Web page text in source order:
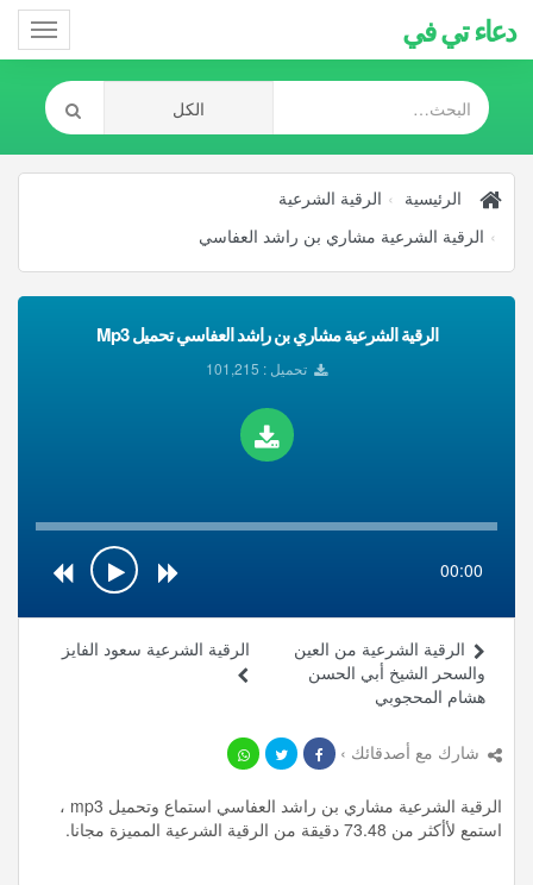
دعاء تي في
الرئيسية
الرقية الشرعية
الرقية الشرعية مشاري بن راشد العفاسي
الرقية الشرعية مشاري بن راشد العفاسي تحميل Mp3
تحميل : 101,215
00:00
الرقية الشرعية سعود الفايز
الرقية الشرعية من العين
والسحر الشيخ أبي الحسن
هشام المحجوبي
شارك مع أصدقائك ›
الرقية الشرعية مشاري بن راشد العفاسي استماع وتحميل mp3 ،
استمع لأأكثر من 73.48 دقيقة من الرقية الشرعية المميزة مجانا.